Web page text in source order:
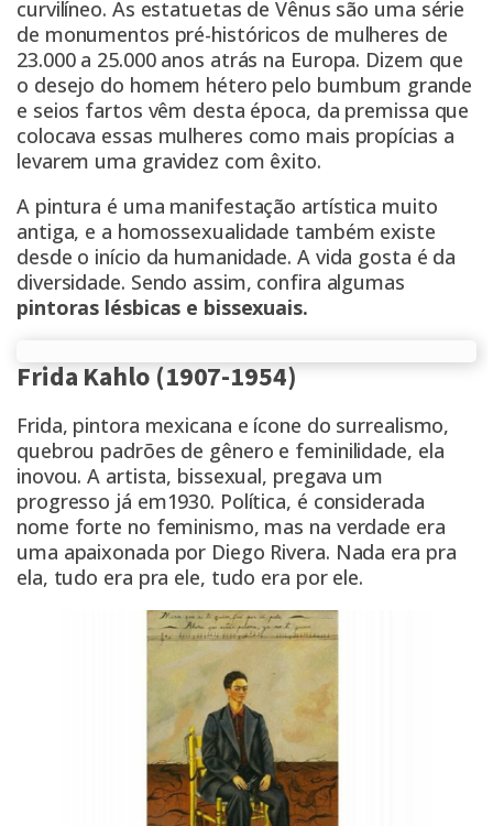
curvilíneo. As estatuetas de Vênus são uma série
de monumentos pré-históricos de mulheres de
23.000 a 25.000 anos atrás na Europa. Dizem que
o desejo do homem hétero pelo bumbum grande
e seios fartos vêm desta época, da premissa que
colocava essas mulheres como mais propícias a
levarem uma gravidez com êxito.
A pintura é uma manifestação artística muito
antiga, e a homossexualidade também existe
desde o início da humanidade. A vida gosta é da
diversidade. Sendo assim, confira algumas
pintoras lésbicas e bissexuais.
Frida Kahlo (1907-1954)
Frida, pintora mexicana e ícone do surrealismo,
quebrou padrões de gênero e feminilidade, ela
inovou. A artista, bissexual, pregava um
progresso já em1930. Política, é considerada
nome forte no feminismo, mas na verdade era
uma apaixonada por Diego Rivera. Nada era pra
ela, tudo era pra ele, tudo era por ele.